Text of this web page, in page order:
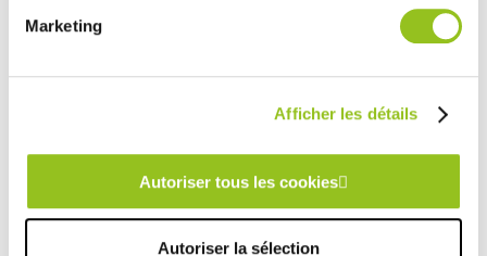
Marketing
Afficher les détails
Autoriser tous les cookies
Autoriser la sélection
TOUTES NOS RÉALISATIONS